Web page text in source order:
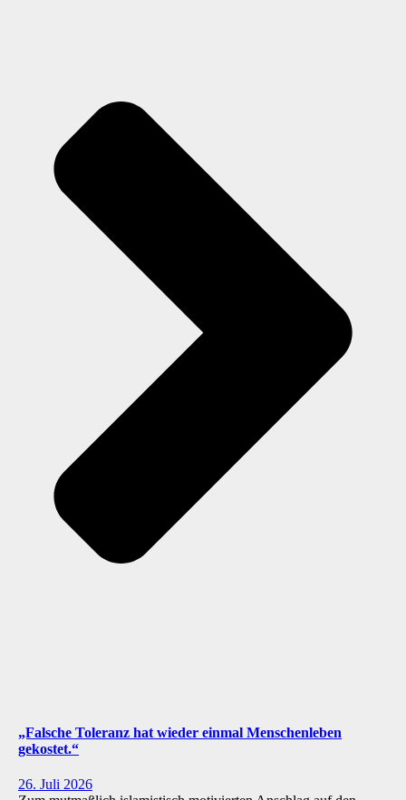
„Falsche Toleranz hat wieder einmal Menschenleben
gekostet.“
26. Juli 2026